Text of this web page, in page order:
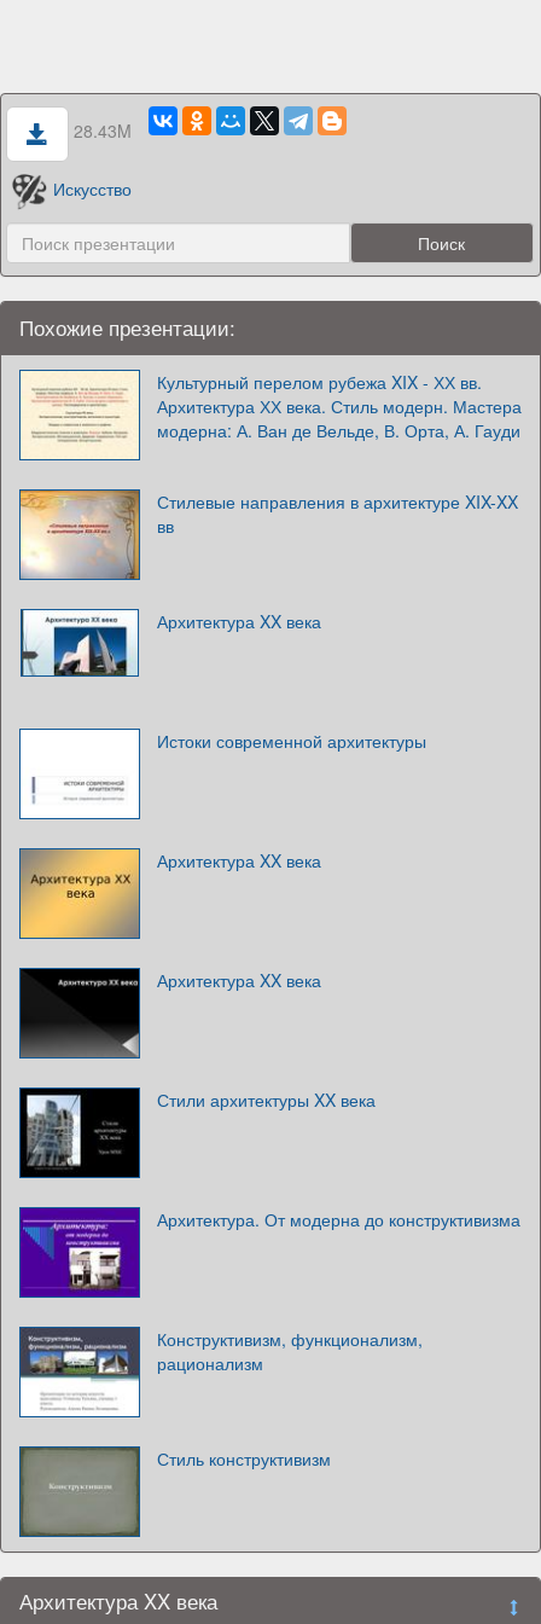
28.43M
Искусство
Похожие презентации:
Культурный перелом рубежа XIX - ХХ вв.
Архитектура ХХ века. Стиль модерн. Мастера
модерна: А. Ван де Вельде, В. Орта, А. Гауди
Стилевые направления в архитектуре XIX-XX
вв
Архитектура XX века
Истоки современной архитектуры
Архитектура XX века
Архитектура XX века
Стили архитектуры XX века
Архитектура. От модерна до конструктивизма
Конструктивизм, функционализм,
рационализм
Стиль конструктивизм
Архитектура XX века